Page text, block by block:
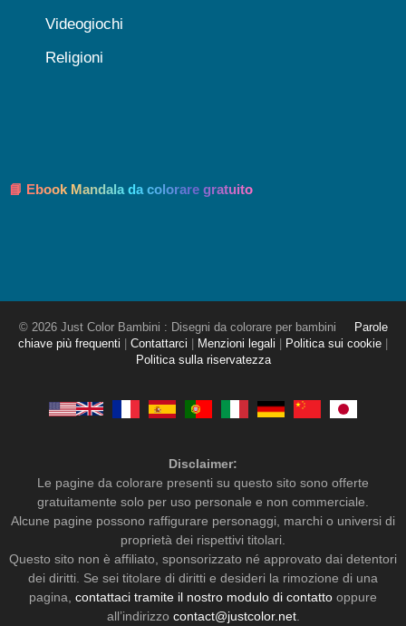
Videogiochi
Religioni
📘 Ebook Mandala da colorare gratuito
© 2026 Just Color Bambini : Disegni da colorare per bambini
Parole
chiave più frequenti
Contattarci Menzioni legali Politica sui cookie
Politica sulla riservatezza
Disclaimer:
Le pagine da colorare presenti su questo sito sono offerte
gratuitamente solo per uso personale e non commerciale.
Alcune pagine possono raffigurare personaggi, marchi o universi di
proprietà dei rispettivi titolari.
Questo sito non è affiliato, sponsorizzato né approvato dai detentori
dei diritti. Se sei titolare di diritti e desideri la rimozione di una
pagina, contattaci tramite il nostro modulo di contatto oppure
all’indirizzo contact@justcolor.net.